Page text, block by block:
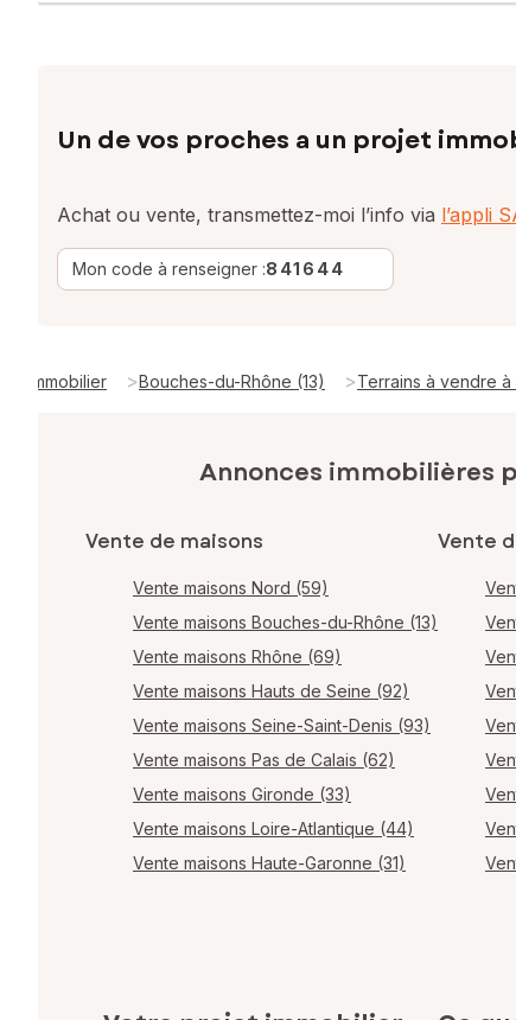
Un de vos proches a un projet
Achat ou vente, transmettez-moi l’info via l’appli
Mon code à renseigner :841644
Immobilier >Bouches-du-Rhône (13) >Terrains à vendre à
Annonces immobilières
Vente de maisons
Vente maisons Nord (59)
Vente maisons Bouches-du-Rhône (13)
Vente maisons Rhône (69)
Vente maisons Hauts de Seine (92)
Vente maisons Seine-Saint-Denis (93)
Vente maisons Pas de Calais (62)
Vente maisons Gironde (33)
Vente maisons Loire-Atlantique (44)
Vente maisons Haute-Garonne (31)
Vente